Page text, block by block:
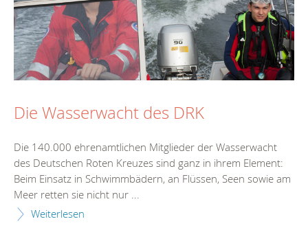
Die Wasserwacht des DRK
Die 140.000 ehrenamtlichen Mitglieder der Wasserwacht
des Deutschen Roten Kreuzes sind ganz in ihrem Element:
Beim Einsatz in Schwimmbädern, an Flüssen, Seen sowie am
Meer retten sie nicht nur ...
Weiterlesen